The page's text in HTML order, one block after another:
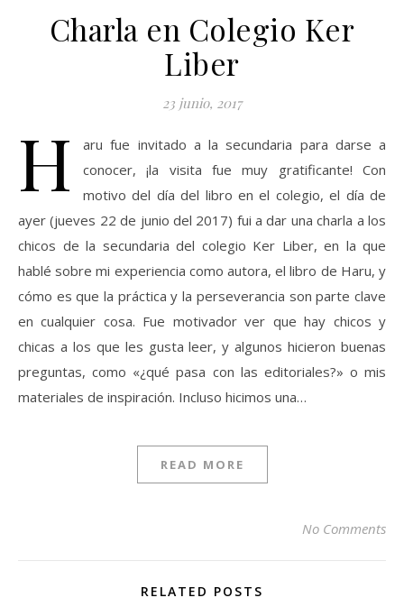
Charla en Colegio Ker
Liber
23 junio, 2017
H
aru fue invitado a la secundaria para darse a
conocer, ¡la visita fue muy gratificante! Con
motivo del día del libro en el colegio, el día de
ayer (jueves 22 de junio del 2017) fui a dar una charla a los
chicos de la secundaria del colegio Ker Liber, en la que
hablé sobre mi experiencia como autora, el libro de Haru, y
cómo es que la práctica y la perseverancia son parte clave
en cualquier cosa. Fue motivador ver que hay chicos y
chicas a los que les gusta leer, y algunos hicieron buenas
preguntas, como «¿qué pasa con las editoriales?» o mis
materiales de inspiración. Incluso hicimos una…
READ MORE
No Comments
RELATED POSTS